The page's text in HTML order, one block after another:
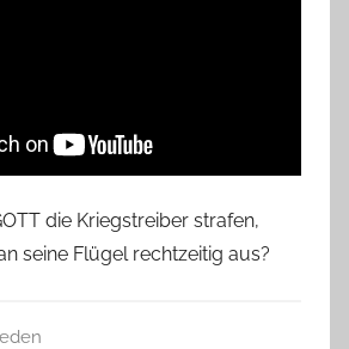
die Kriegstreiber strafen,
seine Flügel rechtzeitig aus?